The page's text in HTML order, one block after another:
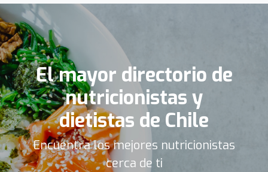
El mayor directorio de
nutricionistas y
dietistas de Chile
Encuentra los mejores nutricionistas
cerca de ti